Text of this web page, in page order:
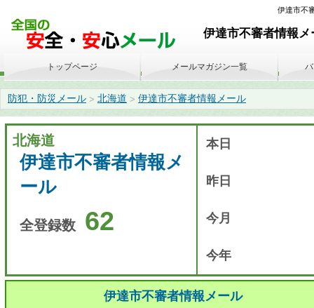
伊達市不
伊達市不審者情報
防犯・防災メール > 北海道 > 伊達市不審者情報メール
北海道
伊達市不審者情報メ
ール
全登録数 62
本日
昨日
今月
今年
伊達市不審者情報メール
トップページ メールマガジン一覧